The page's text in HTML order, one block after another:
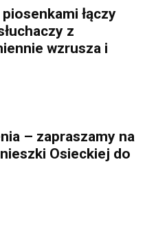
łączy
z
wzrusza i
– zapraszamy na
Osieckiej do